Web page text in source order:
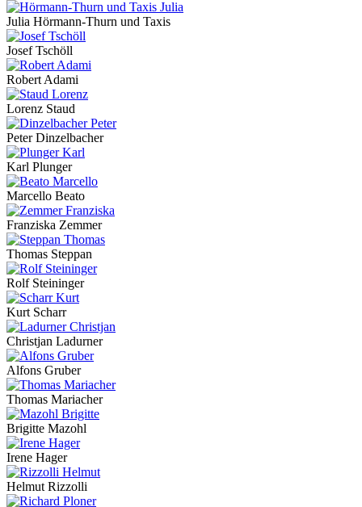
Julia Hörmann-Thurn und Taxis
Josef Tschöll
Robert Adami
Lorenz Staud
Peter Dinzelbacher
Karl Plunger
Marcello Beato
Franziska Zemmer
Thomas Steppan
Rolf Steininger
Kurt Scharr
Christjan Ladurner
Alfons Gruber
Thomas Mariacher
Brigitte Mazohl
Irene Hager
Helmut Rizzolli